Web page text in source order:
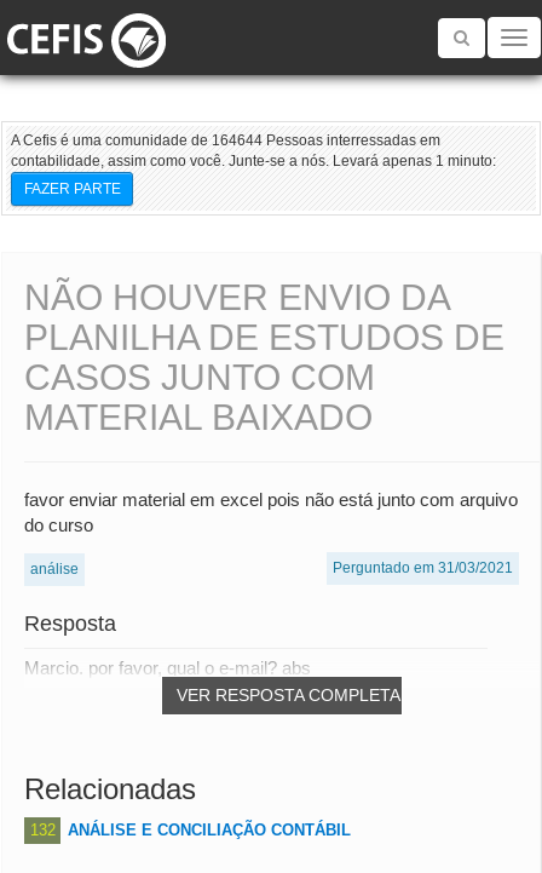
Toggle
A Cefis é uma comunidade de 164644 Pessoas interressadas em
contabilidade, assim como você. Junte-se a nós. Levará apenas 1 minuto:
FAZER PARTE
NÃO HOUVER ENVIO DA
PLANILHA DE ESTUDOS DE
CASOS JUNTO COM
MATERIAL BAIXADO
favor enviar material em excel pois não está junto com arquivo
do curso
análise Perguntado em 31/03/2021
Resposta
VER RESPOSTA COMPLETA
Marcio. por favor, qual o e-mail? abs
Relacionadas
132 ANÁLISE E CONCILIAÇÃO CONTÁBIL